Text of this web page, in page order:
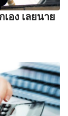
อง เลยนาย